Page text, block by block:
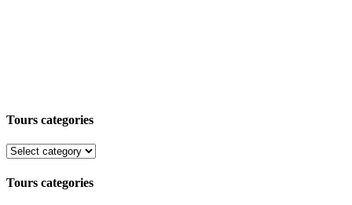
Tours categories
Tours categories